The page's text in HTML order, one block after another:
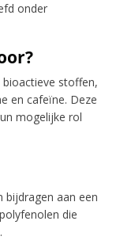
onder
stoffen,
en cafeïne. Deze
mogelijke rol
bijdragen aan een
die